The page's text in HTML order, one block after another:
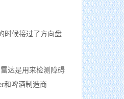
时候接过了方向盘
达是用来检测障碍
和啤酒制造商